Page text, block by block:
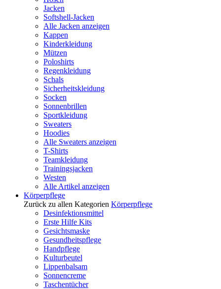
Jacken
Softshell-Jacken
Alle Jacken anzeigen
Kappen
Kinderkleidung
Mützen
Poloshirts
Regenkleidung
Schals
Sicherheitskleidung
Socken
Sonnenbrillen
Sportkleidung
Sweaters
Hoodies
Alle Sweaters anzeigen
T-Shirts
Teamkleidung
Trainingsjacken
Westen
Alle Artikel anzeigen
Körperpflege
Zurück zu allen Kategorien Körperpflege
Desinfektionsmittel
Erste Hilfe Kits
Gesichtsmaske
Gesundheitspflege
Handpflege
Kulturbeutel
Lippenbalsam
Sonnencreme
Taschentücher